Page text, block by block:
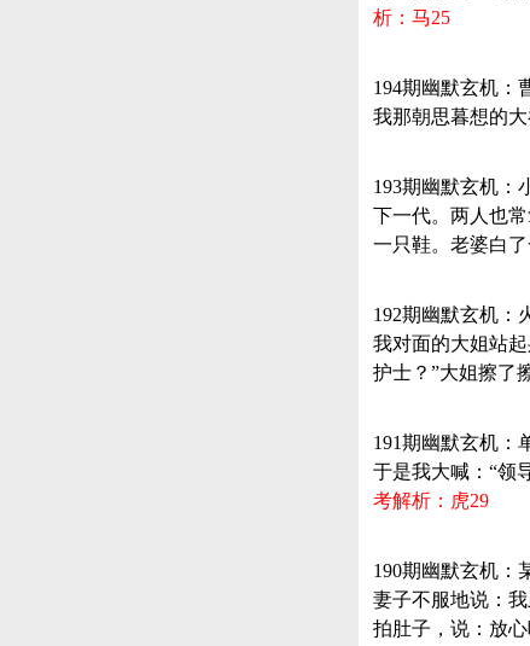
析：马25
194期幽默玄机：
我那朝思暮想的
193期幽默玄机：
下一代。两人也
一只鞋。老婆白
192期幽默玄机：
我对面的大姐站
护士？”大姐擦了
191期幽默玄机：
于是我大喊：“领
考解析：虎29
190期幽默玄机：
妻子不服地说：
拍肚子，说：放心